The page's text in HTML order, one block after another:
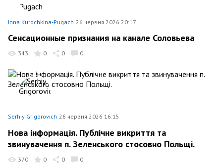
Inna Kurochkina-Pugach 26 червня 2026 20:17
Сенсационные признания на канале Соловьева
343 0 0 0
Serhiy Grigorovich 26 червня 2026 16:15
Нова інформація. Публічне викриття та
звинувачення п. Зеленського стосовно Польщі.
370 0 0 0